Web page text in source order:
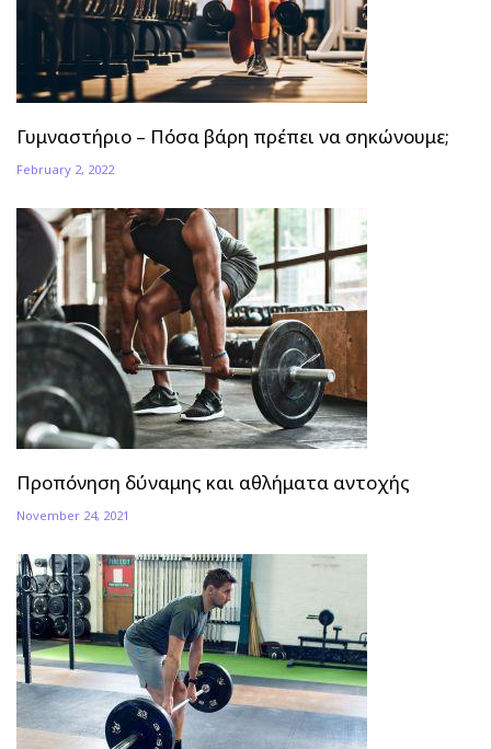
Γυμναστήριο – Πόσα βάρη πρέπει να σηκώνουμε;
February 2, 2022
Προπόνηση δύναμης και αθλήματα αντοχής
November 24, 2021